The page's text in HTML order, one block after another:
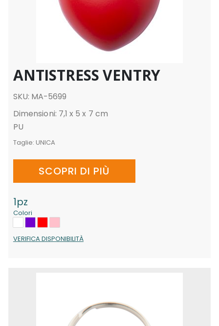
ANTISTRESS VENTRY
SKU: MA-5699
Dimensioni: 7,1 x 5 x 7 cm
PU
Taglie: UNICA
SCOPRI DI PIÙ
1pz
Colori
VERIFICA DISPONIBILITÀ